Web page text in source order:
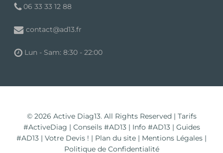
06 33 33 12 88
contact@ad13.fr
Lun - Sam: 8:30 - 22:00
© 2026 Active Diag13. All Rights Reserved | Tarifs
#ActiveDiag | Conseils #AD13| Info #AD13| Guides
#AD13 | Votre Devis ! | Plan du site | Mentions Légales |
Politique de Confidentialité